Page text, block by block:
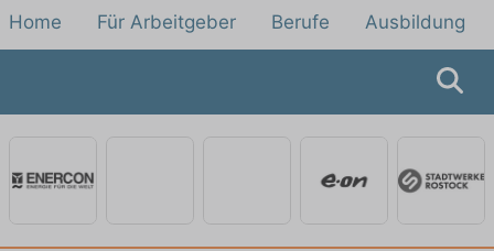
Home Für Arbeitgeber Berufe Ausbildung